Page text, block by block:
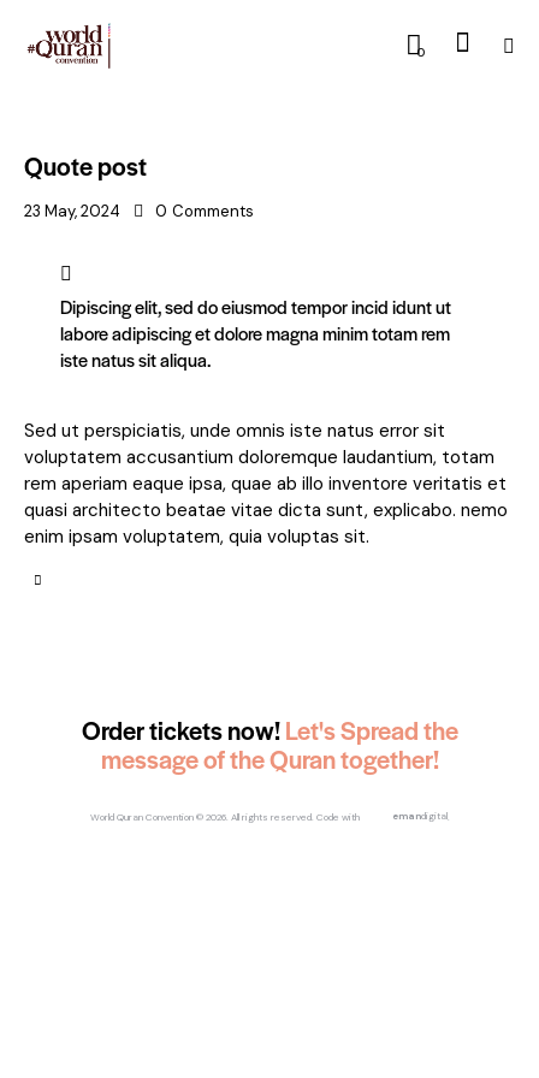
0
Quote post
23 May, 2024 0 Comments
Dipiscing elit, sed do eiusmod tempor incid idunt ut
labore adipiscing et dolore magna minim totam rem
iste natus sit aliqua.
Sed ut perspiciatis, unde omnis iste natus error sit
voluptatem accusantium doloremque laudantium, totam
rem aperiam eaque ipsa, quae ab illo inventore veritatis et
quasi architecto beatae vitae dicta sunt, explicabo. nemo
enim ipsam voluptatem, quia voluptas sit.
Order tickets now!Let's Spread the
message of the Quran together!
World Quran Convention© 2026. All rights reserved. Code with emandigital.